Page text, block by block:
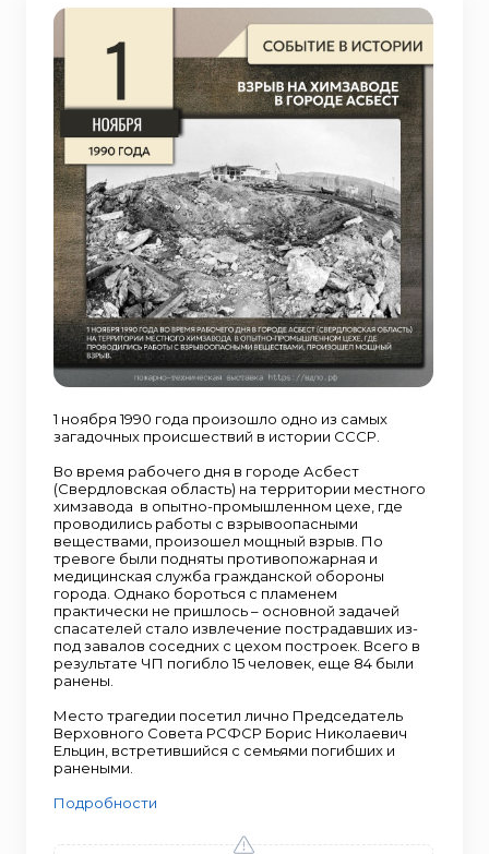
1 ноября 1990 года произошло одно из самых
загадочных происшествий в истории СССР.
Во время рабочего дня в городе Асбест
(Свердловская область) на территории местного
химзавода в опытно-промышленном цехе, где
проводились работы с взрывоопасными
веществами, произошел мощный взрыв. По
тревоге были подняты противопожарная и
медицинская служба гражданской обороны
города. Однако бороться с пламенем
практически не пришлось – основной задачей
спасателей стало извлечение пострадавших из-
под завалов соседних с цехом построек. Всего в
результате ЧП погибло 15 человек, еще 84 были
ранены.
Место трагедии посетил лично Председатель
Верховного Совета РСФСР Борис Николаевич
Ельцин, встретившийся с семьями погибших и
ранеными.
Подробности